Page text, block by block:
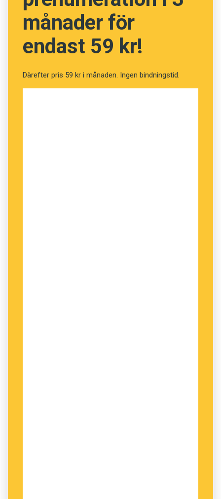
förkortade formenturkeyoch det namnet lever
kvar i engelskan.
Läs mer: Från Turkey till Türkiye
månader för
endast 59 kr!
Därefter pris 59 kr i månaden. Ingen bindningstid.